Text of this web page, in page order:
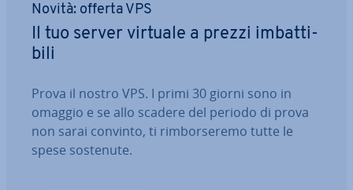
Novità: offerta VPS
Il tuo server virtuale a prezzi im­bat­ti­
bi­li
Prova il nostro VPS. I primi 30 giorni sono in
omaggio e se allo scadere del periodo di prova
non sarai convinto, ti rim­bor­se­re­mo tutte le
spese sostenute.